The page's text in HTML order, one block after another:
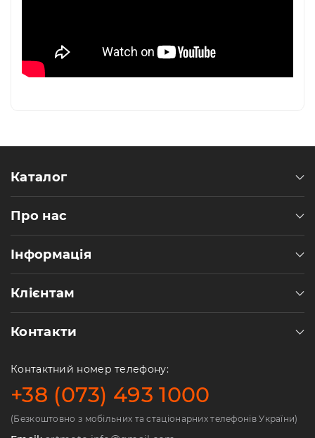
Каталог
Про нас
Інформація
Клієнтам
Контакти
Контактний номер телефону:
+38 (073) 493 1000
(Безкоштовно з мобільних та стаціонарних телефонів України)